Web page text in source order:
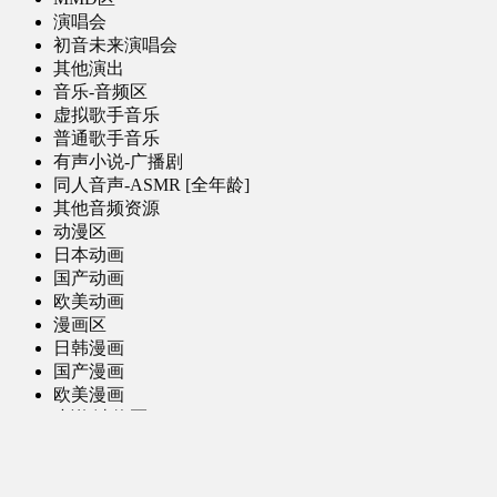
演唱会
初音未来演唱会
其他演出
音乐-音频区
虚拟歌手音乐
普通歌手音乐
有声小说-广播剧
同人音声-ASMR [全年龄]
其他音频资源
动漫区
日本动画
国产动画
欧美动画
漫画区
日韩漫画
国产漫画
欧美漫画